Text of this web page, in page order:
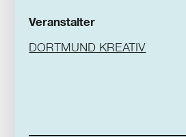
Veranstalter
DORTMUND KREATIV